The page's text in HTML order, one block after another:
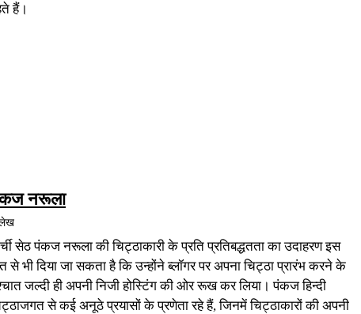
हैं।
नरूला
सेठ पंकज नरूला की चिट्ठाकारी के प्रति प्रतिबद्धतता का उदाहरण इस
से भी दिया जा सकता है कि उन्होंने ब्लॉगर पर अपना चिट्ठा प्रारंभ करने के
जल्दी ही अपनी निजी होस्टिंग की ओर रूख कर लिया। पंकज हिन्दी
से कई अनूठे प्रयासों के प्रणेता रहे हैं, जिनमें चिट्ठाकारों की अपनी